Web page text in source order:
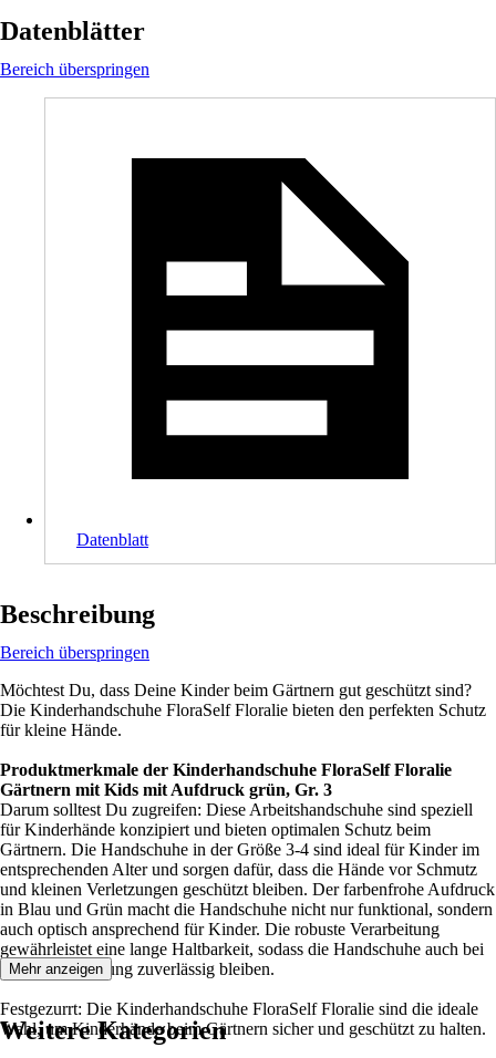
Datenblätter
Bereich überspringen
Datenblatt
Beschreibung
Bereich überspringen
Möchtest Du, dass Deine Kinder beim Gärtnern gut geschützt sind?
Die Kinderhandschuhe FloraSelf Floralie bieten den perfekten Schutz
für kleine Hände.
Produktmerkmale der Kinderhandschuhe FloraSelf Floralie
Gärtnern mit Kids mit Aufdruck grün, Gr. 3
Darum solltest Du zugreifen: Diese Arbeitshandschuhe sind speziell
für Kinderhände konzipiert und bieten optimalen Schutz beim
Gärtnern. Die Handschuhe in der Größe 3-4 sind ideal für Kinder im
entsprechenden Alter und sorgen dafür, dass die Hände vor Schmutz
und kleinen Verletzungen geschützt bleiben. Der farbenfrohe Aufdruck
in Blau und Grün macht die Handschuhe nicht nur funktional, sondern
auch optisch ansprechend für Kinder. Die robuste Verarbeitung
gewährleistet eine lange Haltbarkeit, sodass die Handschuhe auch bei
intensiver Nutzung zuverlässig bleiben.
Festgezurrt: Die Kinderhandschuhe FloraSelf Floralie sind die ideale
Wahl, um Kinderhände beim Gärtnern sicher und geschützt zu halten.
Mehr anzeigen
Weitere Kategorien